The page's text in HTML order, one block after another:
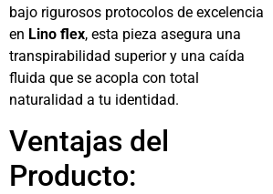
bajo rigurosos protocolos de excelencia
en Lino flex, esta pieza asegura una
transpirabilidad superior y una caída
fluida que se acopla con total
naturalidad a tu identidad.
Ventajas del
Producto: